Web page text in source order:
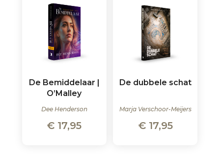
De Bemiddelaar |
O’Malley
Dee Henderson
€ 17,95
De dubbele schat
Marja Verschoor-Meijers
€17,95